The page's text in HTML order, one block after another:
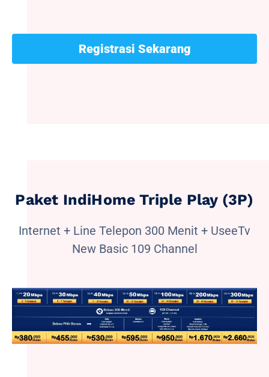
Registrasi Sekarang
Paket IndiHome Triple Play (3P)
Internet + Line Telepon 300 Menit + UseeTv
New Basic 109 Channel